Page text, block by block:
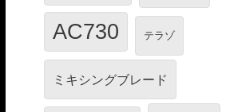
AC730 テラゾ
ミキシングブレード